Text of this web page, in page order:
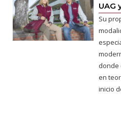
UAG
Su
donde
en
inicio